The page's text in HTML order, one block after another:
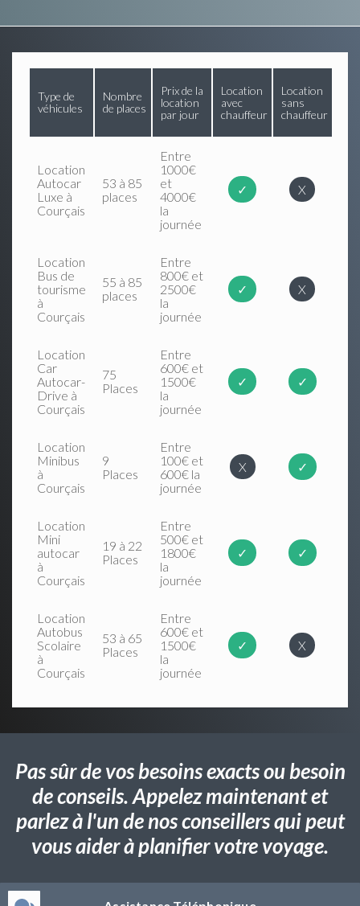
Type de
véhicules
Nombre
de places
Prix de la
location
par jour
Location
avec
chauffeur
Location
sans
chauffeur
Location
Autocar
Luxe à
Courçais
53 à 85
places
Entre
1000€
et
4000€
la
journée
✓ X
Location
Bus de
tourisme
à
Courçais
55 à 85
places
Entre
800€ et
2500€
la
journée
✓ X
Location
Car
Autocar-
Drive à
Courçais
75
Places
Entre
600€ et
1500€
la
journée
✓ ✓
Location
Minibus
à
Courçais
9
Places
Entre
100€ et
600€ la
journée
X ✓
Location
Mini
autocar
à
Courçais
19 à 22
Places
Entre
500€ et
1800€
la
journée
✓ ✓
Location
Autobus
Scolaire
à
Courçais
53 à 65
Places
Entre
600€ et
1500€
la
journée
✓ X
Pas sûr de vos besoins exacts ou besoin
de conseils. Appelez maintenant et
parlez à l'un de nos conseillers qui peut
vous aider à planifier votre voyage.